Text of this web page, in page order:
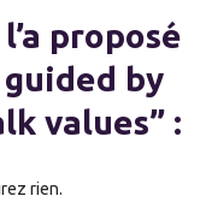
proposé
guided by
values” :
rien.